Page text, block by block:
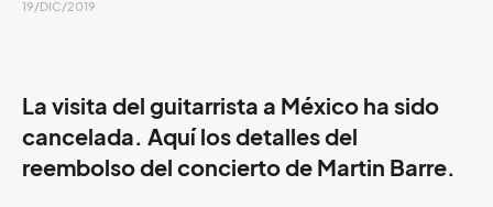
19/DIC/2019
La visita del guitarrista a México ha sido
cancelada. Aquí los detalles del
reembolso del concierto de Martin Barre.